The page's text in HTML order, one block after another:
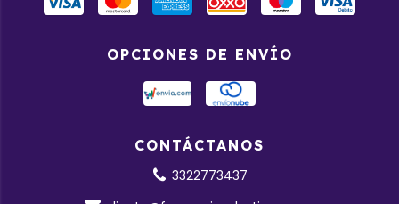
OPCIONES DE ENVÍO
CONTÁCTANOS
3322773437